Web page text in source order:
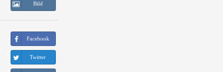
Bild
Facebook
Twitter